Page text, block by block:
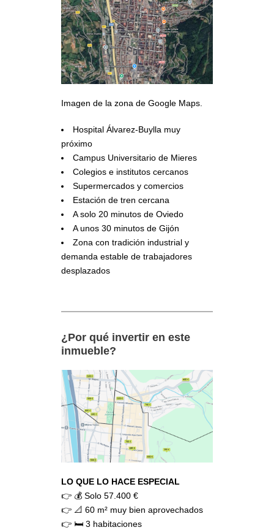
Imagen de la zona de Google Maps.
Hospital Álvarez-Buylla muy
próximo
Campus Universitario de Mieres
Colegios e institutos cercanos
Supermercados y comercios
Estación de tren cercana
A solo 20 minutos de Oviedo
A unos 30 minutos de Gijón
Zona con tradición industrial y
demanda estable de trabajadores
desplazados
¿Por qué invertir en este
inmueble?
LO QUE LO HACE ESPECIAL
👉 💰 Solo 57.400 €
👉 📐 60 m² muy bien aprovechados
👉 🛏️ 3 habitaciones